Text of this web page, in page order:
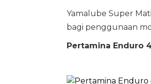
Yamalube Super
bagi penggunaan
Pertamina Enduro